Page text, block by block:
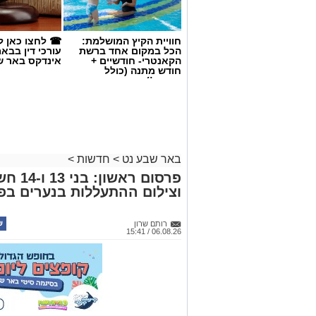
קרדיט: משטרת ישראל
שוטרי המחוז הדרומי
מג"ב ממשיכים להנחית
בנגב, עם שתי תפיסות
האחרונות. במסגרת
כוחות מג"ב יחד עם
חשוד בצומת בית קמה.
בחיפוש שנערך ברכב, בעזרתה של
חוויית הקיץ המושלמת:
הכל במקום אחד ברשת
הקאנטרי- חודשיים +
חודש מתנה (כולל
החגים!)
☎ לחצו כאן
עורכי דין
אינדקס באר
באר שבע נט > חדשות >
וצילום ההתעללות בנערים
רותם שרון
06.08.26 / 15:41